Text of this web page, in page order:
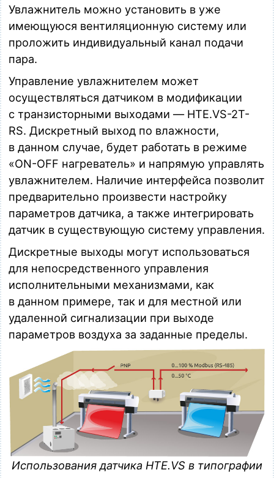
Увлажнитель можно установить в уже
имеющуюся вентиляционную систему или
проложить индивидуальный канал подачи
пара.
Управление увлажнителем может
осуществляться датчиком в модификации
с транзисторными выходами — HTE.VS-2T-
RS. Дискретный выход по влажности,
в данном случае, будет работать в режиме
«ON-OFF нагреватель» и напрямую управлять
увлажнителем. Наличие интерфейса позволит
предварительно произвести настройку
параметров датчика, а также интегрировать
датчик в существующую систему управления.
Дискретные выходы могут использоваться
для непосредственного управления
исполнительными механизмами, как
в данном примере, так и для местной или
удаленной сигнализации при выходе
параметров воздуха за заданные пределы.
Использования датчика HTE.VS в типографии